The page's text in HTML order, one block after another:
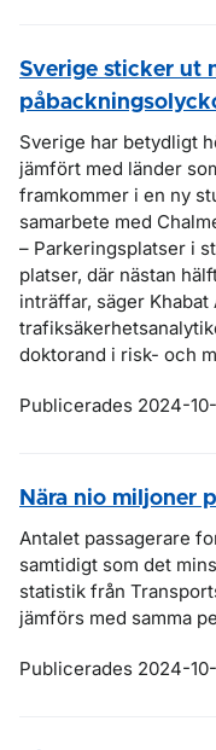
Sverige sticker ut
Sverige har betydligt
jämfört med länder
framkommer i en ny
samarbete med
– Parkeringsplatser i
platser, där nästan
inträffar, säger
doktorand i risk- och
Publicerades 2024-
Nära nio miljoner
Antalet passagerare
samtidigt som det
statistik från
jämförs med samma
Publicerades 2024-